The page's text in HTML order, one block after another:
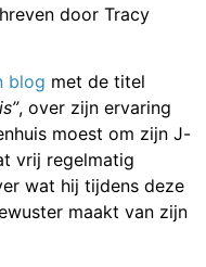
door Tracy
blog met de titel
, over zijn ervaring
moest om zijn J-
vrij regelmatig
wat hij tijdens deze
maakt van zijn